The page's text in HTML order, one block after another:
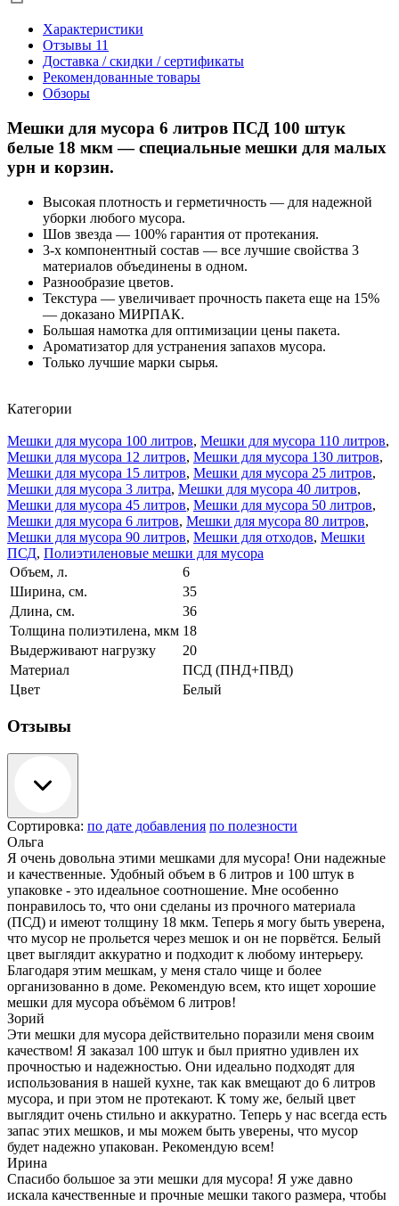
Характеристики
Отзывы 11
Доставка / скидки / сертификаты
Рекомендованные товары
Обзоры
Мешки для мусора 6 литров ПСД 100 штук
белые 18 мкм — специальные мешки для малых
урн и корзин.
Высокая плотность и герметичность — для надежной
уборки любого мусора.
Шов звезда — 100% гарантия от протекания.
3-х компонентный состав — все лучшие свойства 3
материалов объединены в одном.
Разнообразие цветов.
Текстура — увеличивает прочность пакета еще на 15%
— доказано МИРПАК.
Большая намотка для оптимизации цены пакета.
Ароматизатор для устранения запахов мусора.
Только лучшие марки сырья.
Категории
Мешки для мусора 100 литров, Мешки для мусора 110 литров,
Мешки для мусора 12 литров, Мешки для мусора 130 литров,
Мешки для мусора 15 литров, Мешки для мусора 25 литров,
Мешки для мусора 3 литра, Мешки для мусора 40 литров,
Мешки для мусора 45 литров, Мешки для мусора 50 литров,
Мешки для мусора 6 литров, Мешки для мусора 80 литров,
Мешки для мусора 90 литров, Мешки для отходов, Мешки
ПСД, Полиэтиленовые мешки для мусора
Объем, л.
6
Ширина, см.
35
Длина, см.
36
Толщина полиэтилена, мкм 18
Выдерживают нагрузку
20
Материал
ПСД (ПНД+ПВД)
Цвет
Белый
Отзывы
Сортировка: по дате добавления по полезности
Ольга
Я очень довольна этими мешками для мусора! Они надежные
и качественные. Удобный объем в 6 литров и 100 штук в
упаковке - это идеальное соотношение. Мне особенно
понравилось то, что они сделаны из прочного материала
(ПСД) и имеют толщину 18 мкм. Теперь я могу быть уверена,
что мусор не прольется через мешок и он не порвётся. Белый
цвет выглядит аккуратно и подходит к любому интерьеру.
Благодаря этим мешкам, у меня стало чище и более
организованно в доме. Рекомендую всем, кто ищет хорошие
мешки для мусора объёмом 6 литров!
Зорий
Эти мешки для мусора действительно поразили меня своим
качеством! Я заказал 100 штук и был приятно удивлен их
прочностью и надежностью. Они идеально подходят для
использования в нашей кухне, так как вмещают до 6 литров
мусора, и при этом не протекают. К тому же, белый цвет
выглядит очень стильно и аккуратно. Теперь у нас всегда есть
запас этих мешков, и мы можем быть уверены, что мусор
будет надежно упакован. Рекомендую всем!
Ирина
Спасибо большое за эти мешки для мусора! Я уже давно
искала качественные и прочные мешки такого размера, чтобы